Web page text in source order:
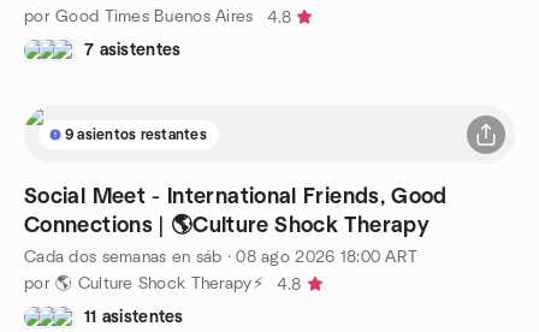
por Good Times Buenos Aires
4.8
7 asistentes
9 asientos restantes
Social Meet - International Friends, Good
Connections | 🌎Culture Shock Therapy
Cada dos semanas en sáb ·08 ago 2026 18:00 ART
por 🌎 Culture Shock Therapy⚡
4.8
11 asistentes